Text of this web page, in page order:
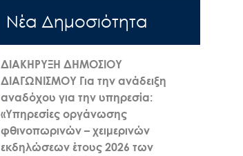
Nέα Δημοσιότητα
ΔΙΑΚΗΡΥΞΗ ΔΗΜΟΣΙΟΥ
ΔΙΑΓΩΝΙΣΜΟΥ Για την ανάδειξη
αναδόχου για την υπηρεσία:
«Υπηρεσίες οργάνωσης
φθινοπωρινών – χειμερινών
εκδηλώσεων έτους 2026 των